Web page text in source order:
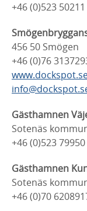
+46 (0)523 50211
456 50 Smögen
+46 (0)76
Gästhamnen
Sotenäs
+46 (0)523 79950
Gästhamnen
Sotenäs
+46 (0)70